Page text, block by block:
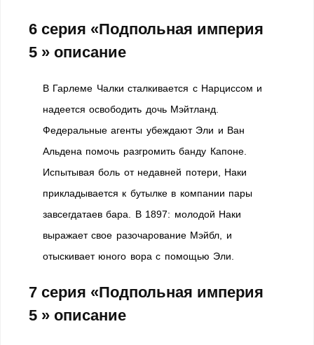
6 серия «Подпольная империя
5 » описание
В Гарлеме Чалки сталкивается с Нарциссом и
надеется освободить дочь Мэйтланд.
Федеральные агенты убеждают Эли и Ван
Альдена помочь разгромить банду Капоне.
Испытывая боль от недавней потери, Наки
прикладывается к бутылке в компании пары
завсегдатаев бара. В 1897: молодой Наки
выражает свое разочарование Мэйбл, и
отыскивает юного вора с помощью Эли.
7 серия «Подпольная империя
5 » описание